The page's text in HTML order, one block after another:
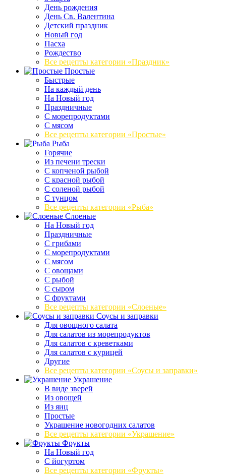
День рождения
День Св. Валентина
Детский праздник
Новый год
Пасха
Рождество
Все рецепты категории «Праздник»
Простые
Быстрые
На каждый день
На Новый год
Праздничные
С морепродуктами
С мясом
Все рецепты категории «Простые»
Рыба
Горячие
Из печени трески
С копченой рыбой
С красной рыбой
С соленой рыбой
С тунцом
Все рецепты категории «Рыба»
Слоеные
На Новый год
Праздничные
С грибами
С морепродуктами
С мясом
С овощами
С рыбой
С сыром
С фруктами
Все рецепты категории «Слоеные»
Соусы и заправки
Для овощного салата
Для салатов из морепродуктов
Для салатов с креветками
Для салатов с курицей
Другие
Все рецепты категории «Соусы и заправки»
Украшение
В виде зверей
Из овощей
Из яиц
Простые
Украшение новогодних салатов
Все рецепты категории «Украшение»
Фрукты
На Новый год
С йогуртом
Все рецепты категории «Фрукты»